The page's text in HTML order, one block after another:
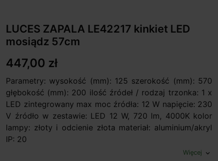
LUCES ZAPALA LE42217 kinkiet LED
mosiądz 57cm
447,00 zł
Parametry: wysokość (mm): 125 szerokość (mm): 570
głębokość (mm): 200 ilość źródeł / rodzaj trzonka: 1 x
LED zintegrowany max moc źródła: 12 W napięcie: 230
V źródło w zestawie: LED 12 W, 720 lm, 4000K kolor
lampy: złoty i odcienie złota materiał: aluminium/akryl
IP: 20
Więcej expand_more